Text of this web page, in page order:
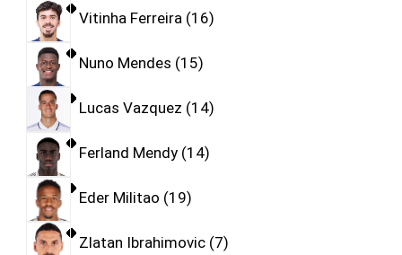
Vitinha Ferreira 16
Nuno Mendes 15
Lucas Vazquez 14
Ferland Mendy 14
Eder Militao 19
Zlatan Ibrahimovic 7